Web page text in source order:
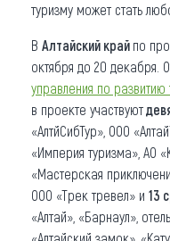
туризму может стать
В Алтайский край по
октября до 20 декабря.
управления по развитию
в проекте участвуют
«АлтйСибТур», ООО
«Империя туризма», АО
«Мастерская
ООО «Трек тревел» и 13
«Алтай», «Барнаул»,